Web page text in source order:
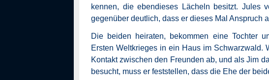
kennen, die ebendieses Lächeln besitzt. Jules
gegenüber deutlich, dass er dieses Mal Anspruch
Die beiden heiraten, bekommen eine Tochter
Ersten Weltkrieges in ein Haus im Schwarzwald.
Kontakt zwischen den Freunden ab, und als Jim
besucht, muss er feststellen, dass die Ehe der